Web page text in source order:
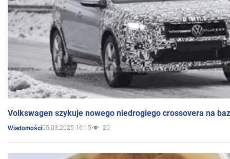
Volkswagen szykuje nowego niedrogiego crossovera na
Wiadomości05.03.2025 16:15 20